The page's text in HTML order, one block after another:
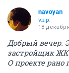
navoyan
v.i.p.
18
Добрый вечер.
застройщик ЖК
О проекте